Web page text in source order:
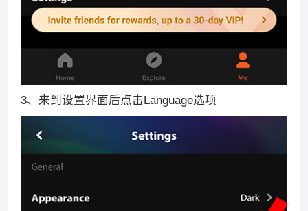
3、来到设置界面后点击Language选项